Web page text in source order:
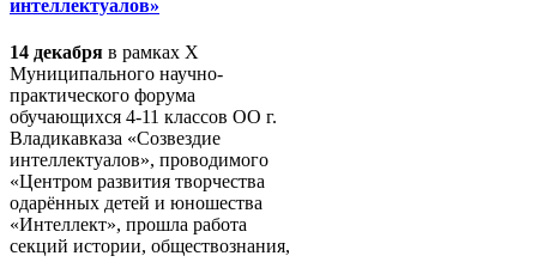
интеллектуалов»
14 декабря в рамках X
Муниципального научно-
практического форума
обучающихся 4-11 классов ОО г.
Владикавказа «Созвездие
интеллектуалов», проводимого
«Центром развития творчества
одарённых детей и юношества
«Интеллект», прошла работа
секций истории, обществознания,